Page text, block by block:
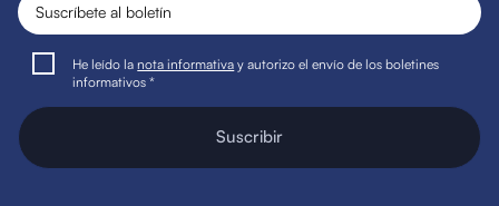
He leído lanota informativa y autorizo el envío de los boletines
informativos *
Suscribir